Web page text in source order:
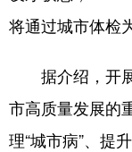
将通过城市体检
据介绍，开展
市高质量发展的
理“城市病”、提